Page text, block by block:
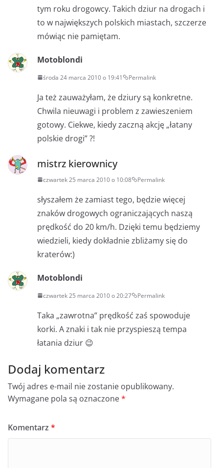
tym roku drogowcy. Takich dziur na drogach i
to w największych polskich miastach, szczerze
mówiąc nie pamiętam.
Motoblondi
środa 24 marca 2010 o 19:41 Permalink
Ja też zauważyłam, że dziury są konkretne.
Chwila nieuwagi i problem z zawieszeniem
gotowy. Ciekwe, kiedy zaczną akcję „łatany
polskie drogi” ?!
mistrz kierownicy
czwartek 25 marca 2010 o 10:08 Permalink
słyszałem że zamiast tego, będzie więcej
znaków drogowych ograniczających naszą
prędkość do 20 km/h. Dzięki temu będziemy
wiedzieli, kiedy dokładnie zbliżamy się do
kraterów:)
Motoblondi
czwartek 25 marca 2010 o 20:27 Permalink
Taka „zawrotna” prędkość zaś spowoduje
korki. A znaki i tak nie przyspieszą tempa
łatania dziur 😉
Dodaj komentarz
Twój adres e-mail nie zostanie opublikowany.
Wymagane pola są oznaczone*
Komentarz *